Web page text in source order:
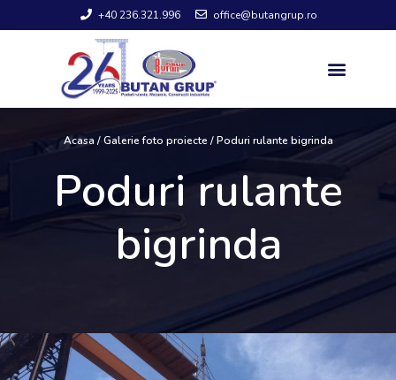
+40 236.321.996 office@butangrup.ro
Acasa / Galerie foto proiecte / Poduri rulante bigrinda
Poduri rulante
bigrinda